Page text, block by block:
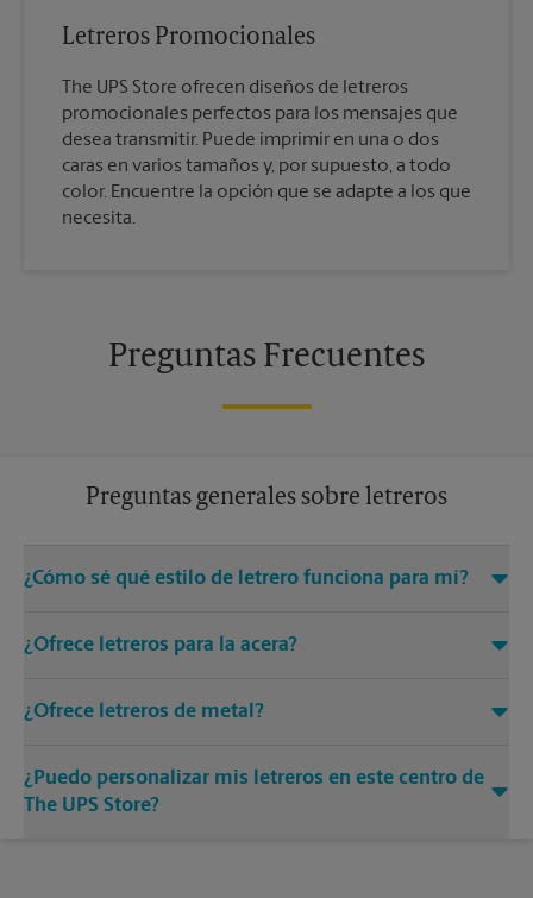
Letreros Promocionales
The UPS Store ofrecen diseños de letreros
promocionales perfectos para los mensajes que
desea transmitir. Puede imprimir en una o dos
caras en varios tamaños y, por supuesto, a todo
color. Encuentre la opción que se adapte a los que
necesita.
Preguntas Frecuentes
Preguntas generales sobre letreros
¿Cómo sé qué estilo de letrero funciona para mí?
1749 y estaremos encantados de ayudarle a encontrar la
¿Ofrece letreros para la acera?
letreros, como letreros con marco en A, que son perfectos
¿Ofrece letreros de metal?
hacen una presentación llamativa. Visite su centro local de
The UPS Store para obtener ejemplos a todo color de una o
¿Puedo personalizar mis letreros en este centro de
The UPS Store?